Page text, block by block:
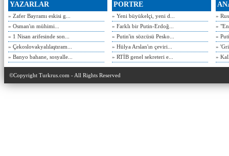
YAZARLAR
» Zafer Bayramı eskisi g...
» Osman'ın mühimi...
» 1 Nisan arifesinde son...
» Çekoslovakyalılaştıram...
» Banyo bahane, sosyalle...
PORTRE
» Yeni büyükelçi, yeni d...
» Farklı bir Putin-Erdoğ...
» Putin'in sözcüsü Pesko...
» Hülya Arslan'ın çeviri...
» RTİB genel sekreteri e...
»
»
»
»
»
©Copyright Turkrus.com - All Rights Reserved